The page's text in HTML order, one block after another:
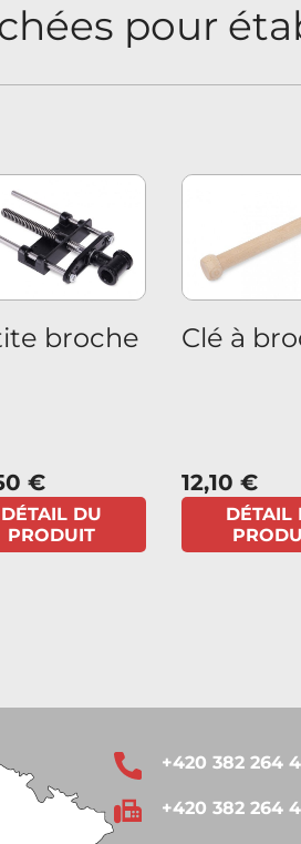
pour
broche
€
DÉTAIL DU
PRODUIT
Clé à
12,10 €
DÉTAIL
+420 382 264
+420 382 264